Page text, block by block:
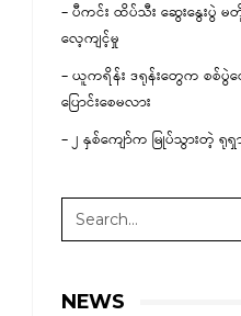
– ပီကင်း ထိပ်သီး ဆွေးနွေးပွဲ
လေ့ကျင့်မှု
– ယူကရိန်း ဒရုန်းတွေက စ
ပြောင်းစေမလား
– ၂ နှစ်ကျော်က မြုပ်သွားတဲ့ ရု
NEWS